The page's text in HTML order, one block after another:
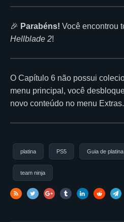
🎉 Parabéns! Você encontrou
Hellblade 2!
O Capítulo 6 não possui
menu principal, você
novo conteúdo no menu Extras.
platina PS5 Guia de platina
team ninja